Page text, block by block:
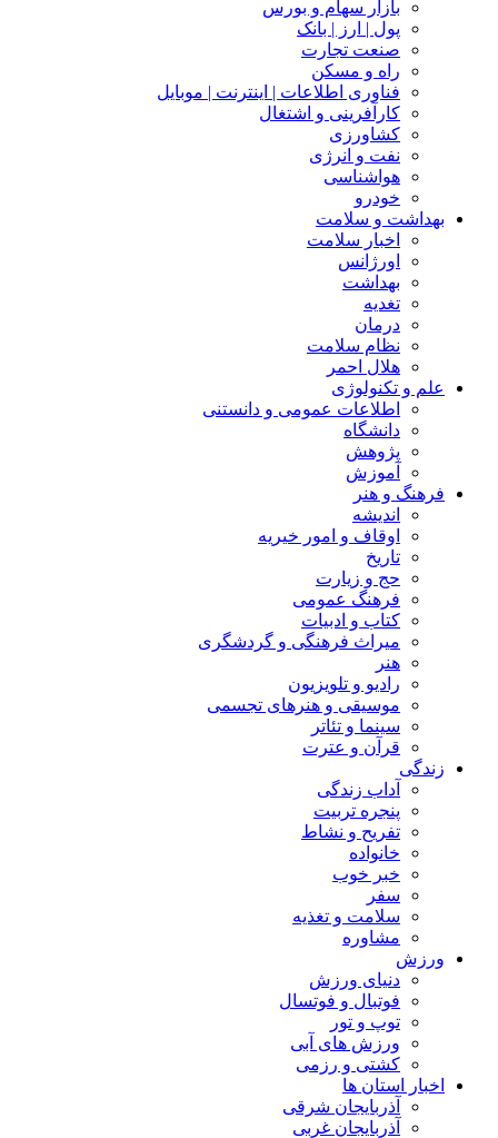
بازار سهام و بورس
پول | ارز | بانک
صنعت تجارت
راه و مسکن
فناوری اطلاعات | اینترنت | موبایل
کارآفرینی و اشتغال
کشاورزی
نفت و انرژی
هواشناسی
خودرو
بهداشت و سلامت
اخبار سلامت
اورژانس
بهداشت
تغدیه
درمان
نظام سلامت
هلال احمر
علم و تکنولوژی
اطلاعات عمومی و دانستنی
دانشگاه
پژوهش
آموزش
فرهنگ و هنر
اندیشه
اوقاف و امور خیریه
تاریخ
حج و زیارت
فرهنگ عمومی
کتاب و ادبیات
میراث فرهنگی و گردشگری
هنر
رادیو و تلویزیون
موسیقی و هنرهای تجسمی
سینما و تئاتر
قرآن و عترت
زندگی
آداب زندگی
پنجره تربیت
تفریح و نشاط
خانواده
خبر خوب
سفر
سلامت و تغذیه
مشاوره
ورزش
دنیای ورزش
فوتبال و فوتسال
توپ و تور
ورزش های آبی
کشتی و رزمی
اخبار استان ها
آذربایجان شرقی
آذربایجان غربی